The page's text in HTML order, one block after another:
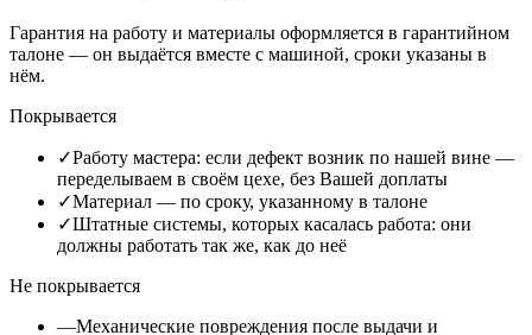
Гарантия на работу и материалы оформляется в гарантийном
талоне — он выдаётся вместе с машиной, сроки указаны в
нём.
Покрывается
✓Работу мастера: если дефект возник по нашей вине —
переделываем в своём цехе, без Вашей доплаты
✓Материал — по сроку, указанному в талоне
✓Штатные системы, которых касалась работа: они
должны работать так же, как до неё
Не покрывается
—Механические повреждения после выдачи и